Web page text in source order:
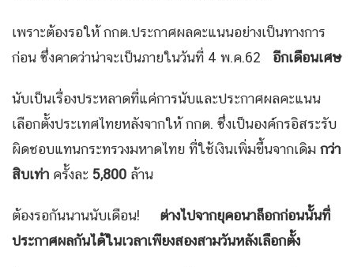
เพราะต้องรอให้ กกต.ประกาศผลคะแนนอย่างเป็นทางการ
ก่อน ซึ่งคาดว่าน่าจะเป็นภายในวันที่ 4 พ.ค.62 อีกเดือนเศษ
นับเป็นเรื่องประหลาดที่แค่การนับและประกาศผลคะแนน
เลือกตั้งประเทศไทยหลังจากให้ กกต. ซึ่งเป็นองค์กรอิสระรับ
ผิดชอบแทนกระทรวงมหาดไทย ที่ใช้เงินเพิ่มขึ้นจากเดิม กว่า
สิบเท่า ครั้งละ 5,800 ล้าน
ต้องรอกันนานนับเดือน! ต่างไปจากยุคอนาล็อกก่อนนั้นที่
ประกาศผลกันได้ในเวลาเพียงสองสามวันหลังเลือกตั้ง